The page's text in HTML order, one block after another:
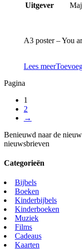
Uitgever
A3 poster – You
Lees meer
Pagina
1
2
→
Benieuwd naar de
nieuwsbrieven
Categorieën
Bijbels
Boeken
Kinderbijbels
Kinderboeken
Muziek
Films
Cadeaus
Kaarten